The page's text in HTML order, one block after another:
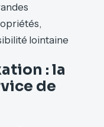
lointaine
: la
de